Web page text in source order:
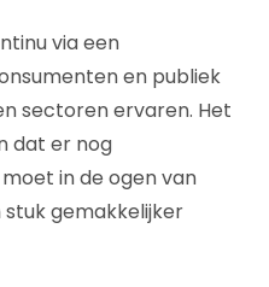
via een
en publiek
sectoren ervaren. Het
dat er nog
in de ogen van
stuk gemakkelijker